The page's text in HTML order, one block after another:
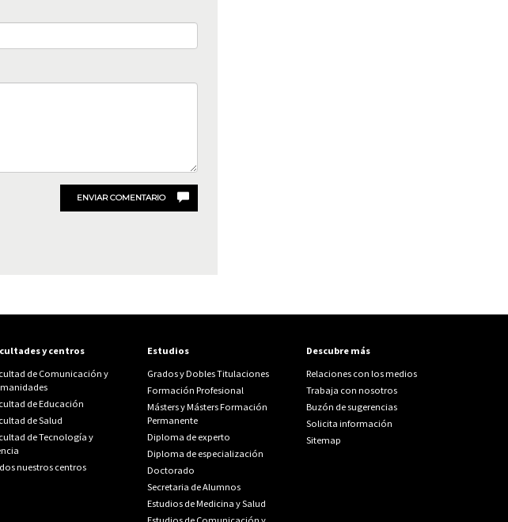
ENVIAR COMENTARIO
y centros
de Comunicación y
de Educación
de Salud
de Tecnología y
nuestros centros
Estudios
Grados y Dobles Titulaciones
Formación Profesional
Másters y Másters Formación
Permanente
Diploma de experto
Diploma de especialización
Doctorado
Secretaria de Alumnos
Estudios de Medicina y Salud
Descubre más
Relaciones con los medios
Trabaja con nosotros
Buzón de sugerencias
Solicita información
Sitemap